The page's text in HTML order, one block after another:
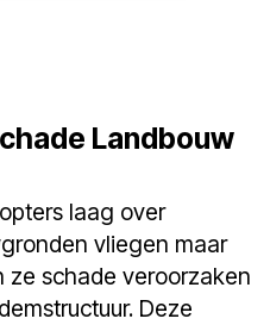
Landbouw
laag over
vliegen maar
ze schade veroorzaken
Deze